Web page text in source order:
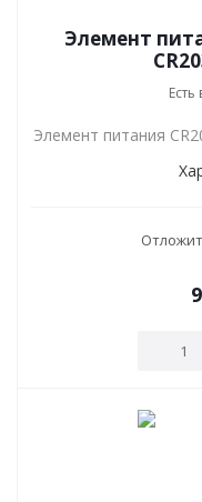
Элемент
Элемент питания